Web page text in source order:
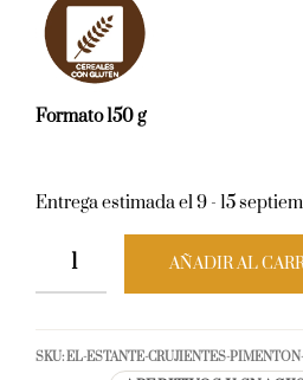
Formato 150 g
Entrega estimada el 9 - 15
AÑADIR AL
SKU:EL-ESTANTE-CRUJIENTES-